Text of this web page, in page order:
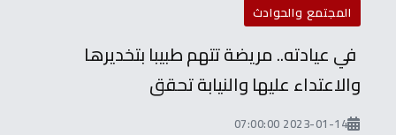
المجتمع والحوادث
في عيادته.. مريضة تتهم طبيبا بتخديرها
والاعتداء عليها والنيابة تحقق
2023-01-14 07:00:00